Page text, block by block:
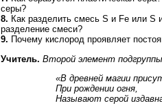
серы?
8. Как разделить смесь S и Fе или S
разделение смеси?
9. Почему кислород проявляет
Учитель. Второй элемент
«В древней магии
При рождении огня,
Называют серой